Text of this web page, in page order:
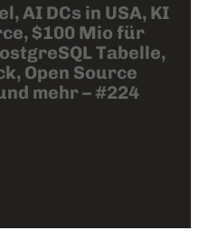
AI DCs in USA, KI
$100 Mio für
Tabelle,
Open Source
mehr – #224